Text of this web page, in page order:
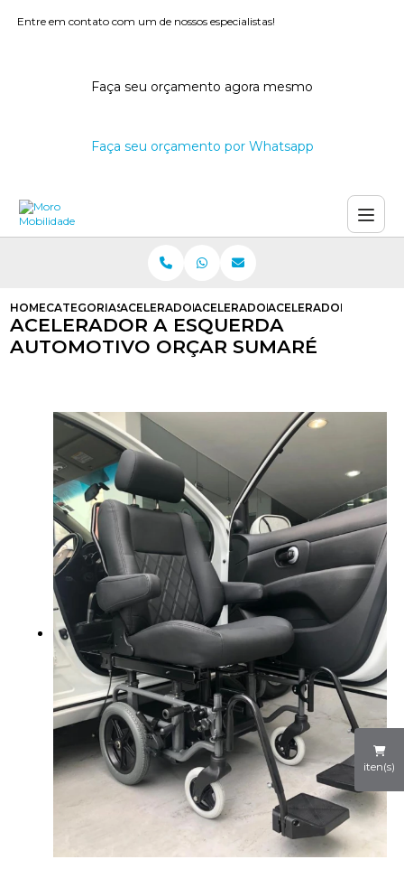
Entre em contato com um de nossos especialistas!
Faça seu orçamento agora mesmo
Faça seu orçamento por Whatsapp
iten(s)
HOMECATEGORIASACELERADORES A ESQUERDA
ACELERADOR NA ESQUERDA
ACELERADOR A
ACELERADOR A ESQUERDA
AUTOMOTIVO ORÇAR SUMARÉ